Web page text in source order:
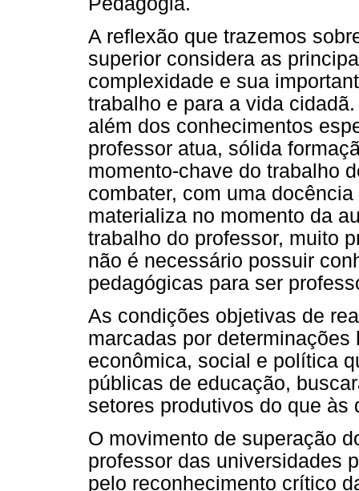
A reflexão que trazemos
superior considera as
complexidade e sua
trabalho e para a vida
além dos conhecimentos
professor atua, sólida
momento-chave do trabalho
combater, com uma
materializa no momento da
trabalho do professor, muito
não é necessário possuir
pedagógicas para ser
As condições objetivas de
marcadas por
econômica, social e política
públicas de educação,
setores produtivos do que às
O movimento de superação
professor das universidades
pelo reconhecimento crítico